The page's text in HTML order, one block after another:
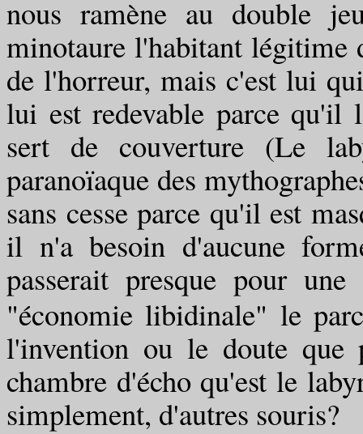
nous ramène au double
minotaure l'habitant légitime
de l'horreur, mais c'est lui
lui est redevable parce
sert de couverture (Le
paranoïaque des
sans cesse parce qu'il est
il n'a besoin d'aucune
passerait presque pour
"économie libidinale" le
l'invention ou le doute que
chambre d'écho qu'est le
simplement, d'autres souris?